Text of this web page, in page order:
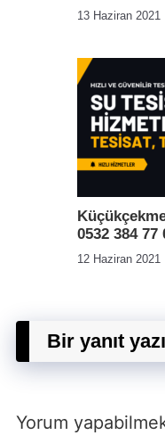
13 Haziran 2021
0532 384 77
12 Haziran 2021
Bir yanıt
Yorum